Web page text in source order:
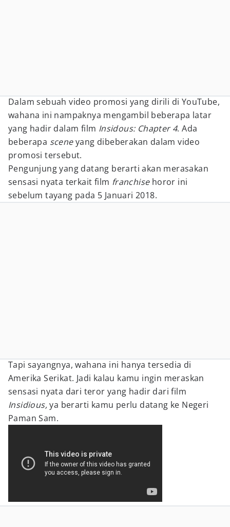
Dalam sebuah video promosi yang dirili di YouTube,
wahana ini nampaknya mengambil beberapa latar
yang hadir dalam film Insidous: Chapter 4. Ada
beberapa sceneyang dibeberakan dalam video
promosi tersebut.
Pengunjung yang datang berarti akan merasakan
sensasi nyata terkait film franchisehoror ini
sebelum tayang pada 5 Januari 2018.
Tapi sayangnya, wahana ini hanya tersedia di
Amerika Serikat. Jadi kalau kamu ingin meraskan
sensasi nyata dari teror yang hadir dari film
Insidious,ya berarti kamu perlu datang ke Negeri
Paman Sam.